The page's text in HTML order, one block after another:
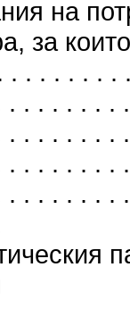
на
за
. . . . . . .
. . . . . .
. . . . . .
. . . . . .
. . . . . .